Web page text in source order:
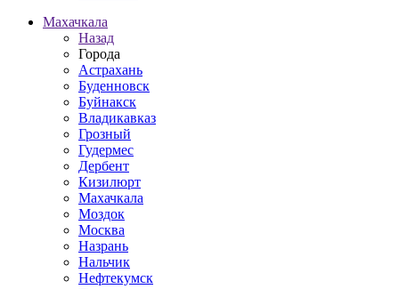
Махачкала
Назад
Города
Астрахань
Буденновск
Буйнакск
Владикавказ
Грозный
Гудермес
Дербент
Кизилюрт
Махачкала
Моздок
Москва
Назрань
Нальчик
Нефтекумск